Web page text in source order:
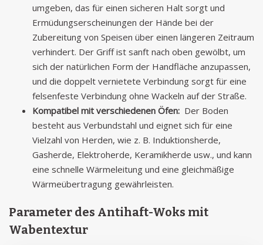
umgeben, das für einen sicheren Halt sorgt und
Ermüdungserscheinungen der Hände bei der
Zubereitung von Speisen über einen längeren Zeitraum
verhindert. Der Griff ist sanft nach oben gewölbt, um
sich der natürlichen Form der Handfläche anzupassen,
und die doppelt vernietete Verbindung sorgt für eine
felsenfeste Verbindung ohne Wackeln auf der Straße.
Kompatibel mit verschiedenen Öfen: Der Boden
besteht aus Verbundstahl und eignet sich für eine
Vielzahl von Herden, wie z. B. Induktionsherde,
Gasherde, Elektroherde, Keramikherde usw., und kann
eine schnelle Wärmeleitung und eine gleichmäßige
Wärmeübertragung gewährleisten.
Parameter des Antihaft-Woks mit
Wabentextur